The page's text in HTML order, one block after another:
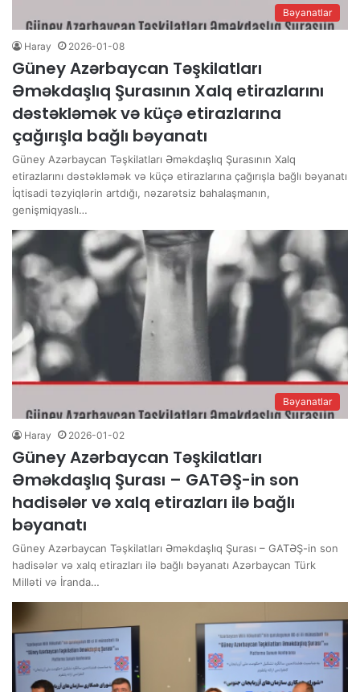
Bəyanatlar
Haray 2026-01-08
Güney Azərbaycan Təşkilatları
Əməkdaşlıq Şurasının Xalq etirazlarını
dəstəkləmək və küçə etirazlarına
çağırışla bağlı bəyanatı
Güney Azərbaycan Təşkilatları Əməkdaşlıq Şurasının Xalq
etirazlarını dəstəkləmək və küçə etirazlarına çağırışla bağlı bəyanatı
İqtisadi təzyiqlərin artdığı, nəzarətsiz bahalaşmanın,
genişmiqyaslı…
Bəyanatlar
Haray 2026-01-02
Güney Azərbaycan Təşkilatları
Əməkdaşlıq Şurası – GATƏŞ-in son
hadisələr və xalq etirazları ilə bağlı
bəyanatı
Güney Azərbaycan Təşkilatları Əməkdaşlıq Şurası – GATƏŞ-in son
hadisələr və xalq etirazları ilə bağlı bəyanatı Azərbaycan Türk
Milləti və İranda…